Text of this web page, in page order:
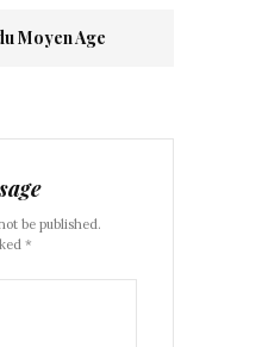
Moyen Age
be published.
*